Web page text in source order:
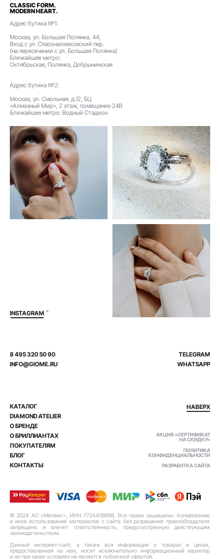
CLASSIC FORM.
MODERN HEART.
INSTAGRAM *
Адрес бутика №1:
Москва, ул. Большая Полянка, 44,
Вход с ул. Спасоналивковский пер.
(на пересечении с ул. Большая Полянка)
Ближайшее метро:
Октябрьская, Полянка, Добрынинская
Адрес бутика №2:
Москва, ул. Смольная, д.12, БЦ
«Алмазный Мир», 2 этаж, помещение 24В
Ближайшее метро: Водный Стадион
8 495 320 50 90
INFO@GIOME.RU
КОНТАКТЫ
ПОКУПАТЕЛЯМ
БЛОГ
О БРЕНДЕ
DIAMOND ATELIER
КАТАЛОГ
АКЦИЯ «СЕРТИФИКАТ
НА СКИДКУ»
ПОЛИТИКА
КОНФИДЕНЦИАЛЬНОСТИ
РАЗРАБОТКА САЙТА
НАВЕРХ
TELEGRAM
WHATSAPP
© 2024 АО «Мелвис», ИНН 7724409898. Все права защищены. Копирование
и иное использование материалов с сайта без разрешения правообладателя
запрещено и влечет ответственность, предусмотренную действующим
законодательством.
Данный интернет-сайт, а также вся информация о товарах и ценах,
предоставленная на нём, носит исключительно информационный характер
и ни при каких условиях не является публичной офертой.
О БРИЛЛИАНТАХ